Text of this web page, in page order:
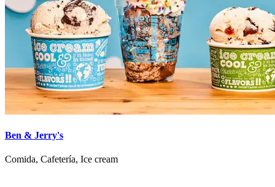
Ben & Jerry's
Comida, Cafetería, Ice cream